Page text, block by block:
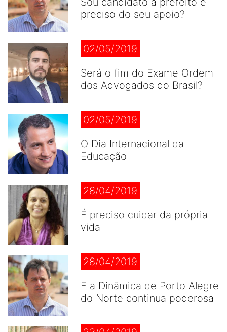
preciso do seu apoio?
02/05/2019
Será o fim do Exame Ordem
dos Advogados do Brasil?
02/05/2019
O Dia Internacional da
Educação
28/04/2019
É preciso cuidar da própria
vida
28/04/2019
E a Dinâmica de Porto Alegre
do Norte continua poderosa